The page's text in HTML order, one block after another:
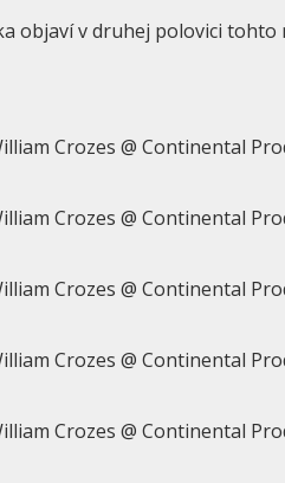
objaví v druhej polovici tohto
Crozes @ Continental
Crozes @ Continental
Crozes @ Continental
Crozes @ Continental
Crozes @ Continental